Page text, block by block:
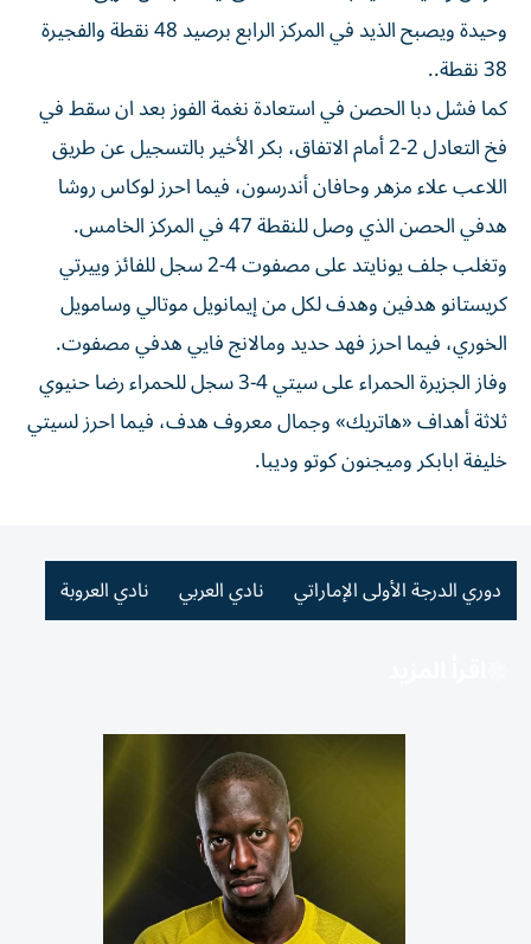
وحيدة ويصبح الذيد في المركز الرابع برصيد 48 نقطة والفجيرة
38 نقطة..
كما فشل دبا الحصن في استعادة نغمة الفوز بعد ان سقط في
فخ التعادل 2-2 أمام الاتفاق، بكر الأخير بالتسجيل عن طريق
اللاعب علاء مزهر وحافان أندرسون، فيما احرز لوكاس روشا
هدفي الحصن الذي وصل للنقطة 47 في المركز الخامس.
وتغلب جلف يونايتد على مصفوت 4-2 سجل للفائز وييرتي
كريستانو هدفين وهدف لكل من إيمانويل موتالي وسامويل
الخوري، فيما احرز فهد حديد ومالانج فايي هدفي مصفوت.
وفاز الجزيرة الحمراء على سيتي 4-3 سجل للحمراء رضا حنيوي
ثلاثة أهداف «هاتريك» وجمال معروف هدف، فيما احرز لسيتي
خليفة ابابكر وميجنون كوتو وديبا.
دوري الدرجة الأولى الإماراتي نادي العربي نادي العروبة